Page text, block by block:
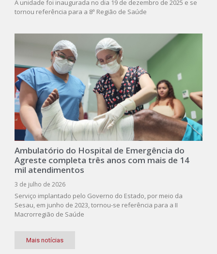
A unidade foi inaugurada no dia 19 de dezembro de 2025 e se
tornou referência para a 8ª Região de Saúde
Ambulatório do Hospital de Emergência do
Agreste completa três anos com mais de 14
mil atendimentos
3 de julho de 2026
Serviço implantado pelo Governo do Estado, por meio da
Sesau, em junho de 2023, tornou-se referência para a II
Macrorregião de Saúde
Mais notícias